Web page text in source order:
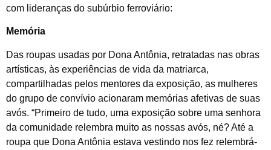
com lideranças do subúrbio ferroviário:
Memória
Das roupas usadas por Dona Antônia, retratadas nas obras
artísticas, às experiências de vida da matriarca,
compartilhadas pelos mentores da exposição, as mulheres
do grupo de convívio acionaram memórias afetivas de suas
avós. “Primeiro de tudo, uma exposição sobre uma senhora
da comunidade relembra muito as nossas avós, né? Até a
roupa que Dona Antônia estava vestindo nos fez relembrá-